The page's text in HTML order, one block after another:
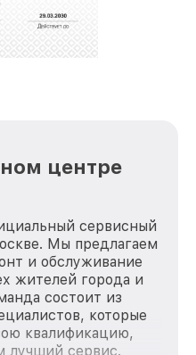
центре
сервисный
Мы предлагаем
и обслуживание
жителей города и
состоит из
которые
квалификацию,
лучший сервис.